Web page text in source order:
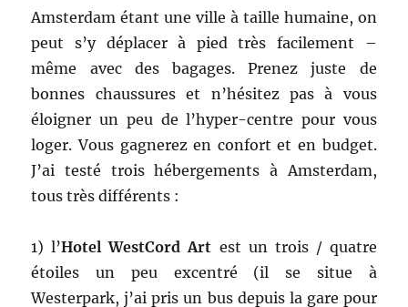
Amsterdam étant une ville à taille humaine, on
peut s’y déplacer à pied très facilement –
même avec des bagages. Prenez juste de
bonnes chaussures et n’hésitez pas à vous
éloigner un peu de l’hyper-centre pour vous
loger. Vous gagnerez en confort et en budget.
J’ai testé trois hébergements à Amsterdam,
tous très différents :
1) l’Hotel WestCord Art est un trois / quatre
étoiles un peu excentré (il se situe à
Westerpark, j’ai pris un bus depuis la gare pour